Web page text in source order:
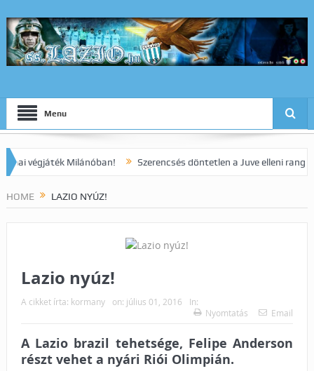
Menu
Milánóban! Szerencsés döntetlen a Juve elleni rangadón!
HOME LAZIO NYÚZ!
Lazio nyúz!
A cikket írta: kormany on: július 01, 2016
In:
Nyomtatás
Email
A Lazio brazil tehetsége, Felipe Anderson
részt vehet a nyári Riói Olimpián.